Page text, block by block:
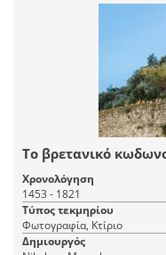
Το βρετανικό
Χρονολόγηση
1453 - 1821
Τύπος τεκμηρίου
Φωτογραφία, Κτίριο
Δημιουργός